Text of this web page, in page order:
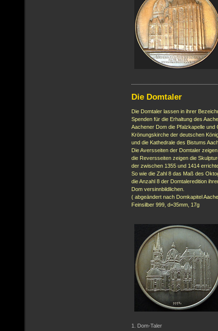
Die Domtaler
Die Domtaler lassen in ihrer
Spenden für die Erhaltung des
Aachener Dom die Pfalzkapelle
Krönungskirche der deutschen
und die Kathedrale des Bistums
Die Aversseiten der Domtaler
die Reversseiten zeigen die
der zwischen 1355 und 1414
So wie die Zahl 8 das Maß des
die Anzahl 8 der Domtaleredition
Dom versinnbildlichen.
( abgeändert nach Domkapitel
Feinsilber 999, d=35mm, 17g
1. Dom-Taler